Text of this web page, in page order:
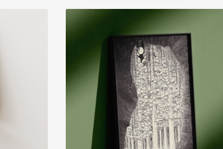
ÊXODO
15,00 € — 35,00 €